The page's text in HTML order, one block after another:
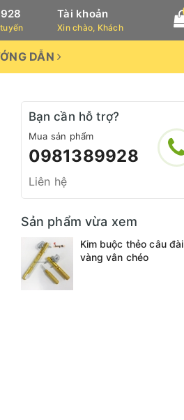
Tài khoản
Xin chào, Khách
DẪN
Bạn cần hỗ trợ?
Mua sản phẩm
0981389928
Liên hệ
Sản phẩm vừa xem
Kim buộc thẻo câu đài
vàng vân chéo